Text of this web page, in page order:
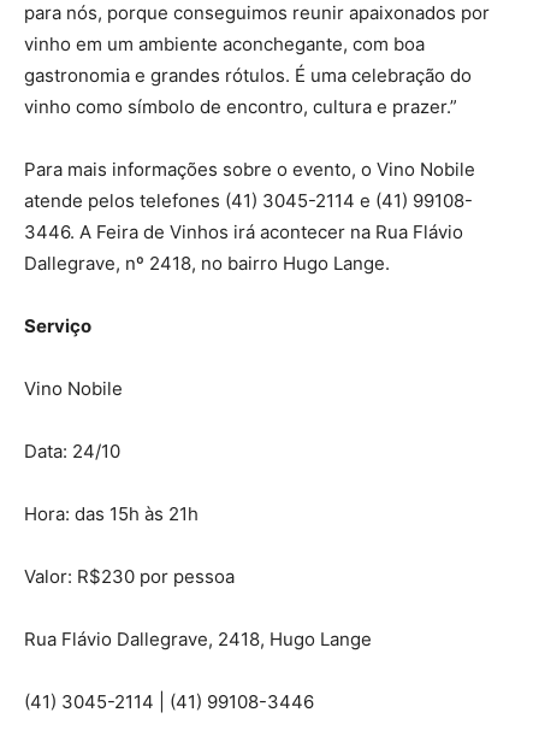
para nós, porque conseguimos reunir apaixonados por
vinho em um ambiente aconchegante, com boa
gastronomia e grandes rótulos. É uma celebração do
vinho como símbolo de encontro, cultura e prazer.”
Para mais informações sobre o evento, o Vino Nobile
atende pelos telefones (41) 3045-2114 e (41) 99108-
3446. A Feira de Vinhos irá acontecer na Rua Flávio
Dallegrave, nº 2418, no bairro Hugo Lange.
Serviço
Vino Nobile
Data: 24/10
Hora: das 15h às 21h
Valor: R$230 por pessoa
Rua Flávio Dallegrave, 2418, Hugo Lange
(41) 3045-2114 | (41) 99108-3446